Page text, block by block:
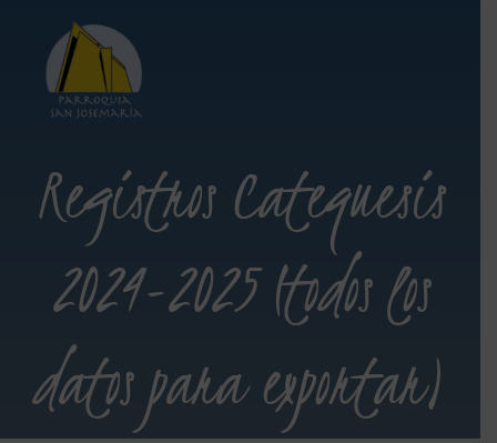
Registros Catequesis
2024-2025 (todos los
datos para exportar)